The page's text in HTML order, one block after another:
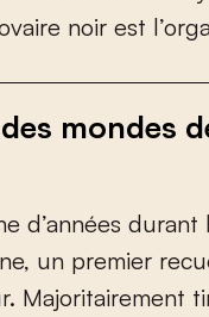
vaire noir est l’org
mondes
e d’années durant l
ne, un premier recu
r. Majoritairement ti